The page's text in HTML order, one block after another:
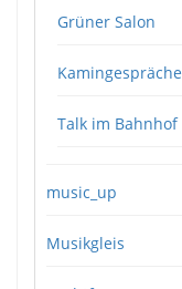
Grüner Salon
Kamingespräche
Talk im Bahnhof
music_up
Musikgleis